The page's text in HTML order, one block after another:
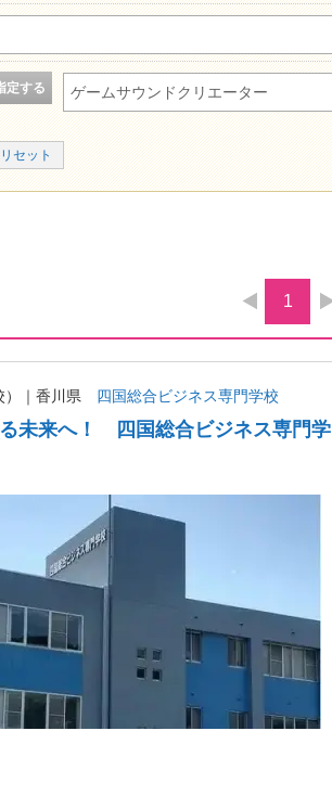
定する ゲームサウンドクリエーター
1
）｜香川県 四国総合ビジネス専門学校
未来へ！ 四国総合ビジネス専門学